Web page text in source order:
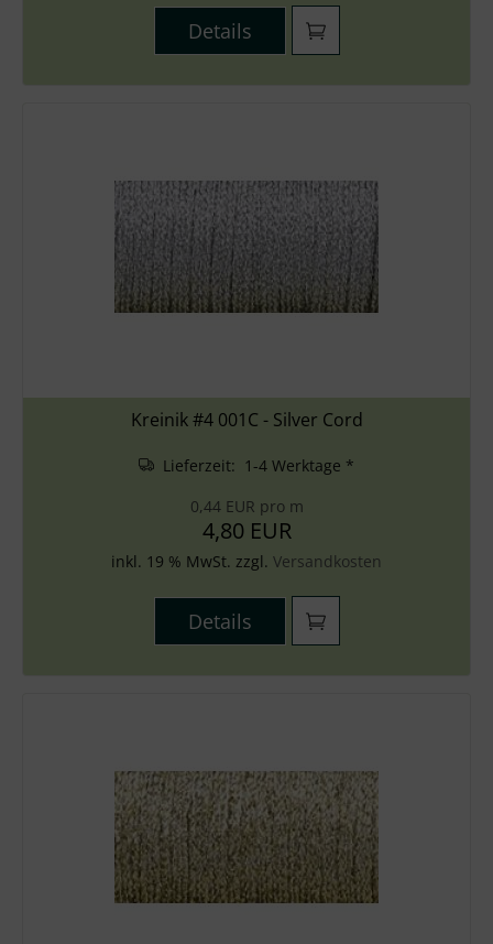
Details
Kreinik #4 001C - Silver Cord
Lieferzeit: 1-4 Werktage *
0,44 EUR pro m
4,80 EUR
inkl. 19 % MwSt. zzgl. Versandkosten
Details